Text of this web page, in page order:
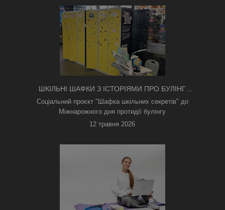
ШКІЛЬНІ ШАФКИ З ІСТОРІЯМИ ПРО БУЛІНГ
З'ЯВИЛИСЯ В КИЄВІ
Соціальний проєкт "Шафка шкільних секретів" до
Міжнарожного дня протидії булінгу
12 травня 2026